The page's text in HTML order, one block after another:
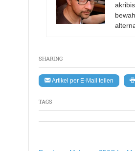
SHARING
Artikel per E-Mail teilen
TAGS